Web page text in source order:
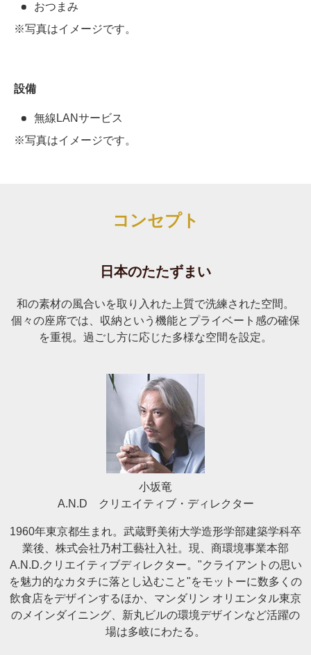
おつまみ
※写真はイメージです。
設備
無線LANサービス
※写真はイメージです。
コンセプト
日本のたたずまい
和の素材の風合いを取り入れた上質で洗練された空間。
個々の座席では、収納という機能とプライベート感の確保
を重視。過ごし方に応じた多様な空間を設定。
小坂竜
A.N.D クリエイティブ・ディレクター
1960年東京都生まれ。武蔵野美術大学造形学部建築学科卒
業後、株式会社乃村工藝社入社。現、商環境事業本部
A.N.D.クリエイティブディレクター。"クライアントの思い
を魅力的なカタチに落とし込むこと"をモットーに数多くの
飲食店をデザインするほか、マンダリン オリエンタル東京
のメインダイニング、新丸ビルの環境デザインなど活躍の
場は多岐にわたる。